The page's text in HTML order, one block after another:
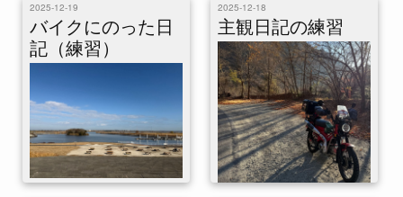
ダー「日記ぽい」21日目の記事
です。日記の雑誌出てた。 日
記屋月日から『季刊 日記』と
これはひとりアドベントカレン
ダー「日記ぽい」20日目の記事
です。日記アプリってどんなの
があるかな？ 日記をPCやスマ
ートフォンで書...
2025-12-19
バイクにのった日
記（練習）
これはひとりアドベントカレン
2025-12-18
主観日記の練習